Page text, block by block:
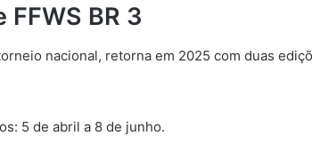
FFWS BR 3
nacional, retorna em 2025 com duas
5 de abril a 8 de junho.